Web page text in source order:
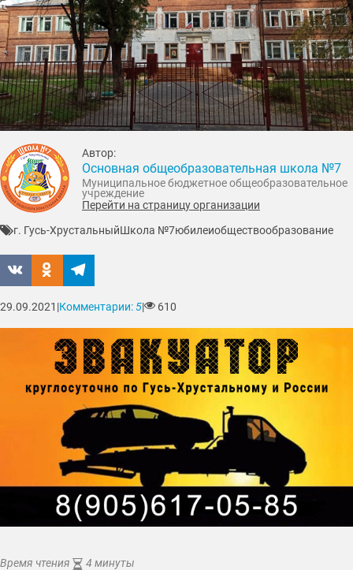
Время чтения 4 минуты
Автор:
Основная общеобразовательная школа №7
Муниципальное бюджетное общеобразовательное
учреждение
Перейти на страницу организации
г. Гусь-ХрустальныйШкола №7юбилеиобществообразование
29.09.2021 |Комментарии:5| 610